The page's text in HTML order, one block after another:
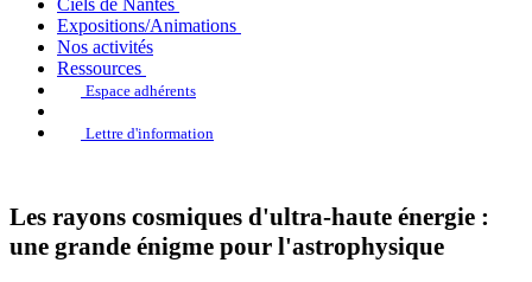
Ciels de Nantes
Expositions/Animations
Nos activités
Ressources
Espace adhérents
Lettre d'information
Les rayons cosmiques d'ultra-haute énergie :
une grande énigme pour l'astrophysique